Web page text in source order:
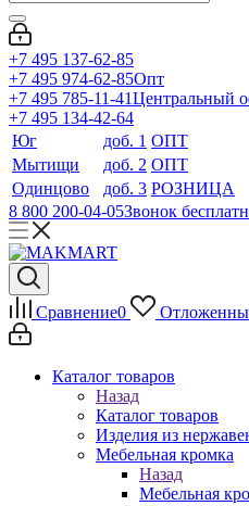
+7 495 137-62-85
+7 495 974-62-85Опт
+7 495 785-11-41Центральный
+7 495 134-42-64
Юг
доб. 1 ОПТ
Мытищи
доб. 2 ОПТ
Одинцово
доб. 3 РОЗНИЦА
8 800 200-04-05Звонок
Сравнение0
Каталог товаров
Назад
Каталог товаров
Изделия из
Мебельная кромка
Назад
Мебельная